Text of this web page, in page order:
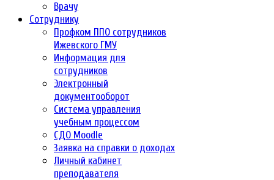
Врачу
Сотруднику
Профком ППО сотрудников
Ижевского ГМУ
Информация для
сотрудников
Электронный
документооборот
Система управления
учебным процессом
СДО Moodle
Заявка на справки о доходах
Личный кабинет
преподавателя